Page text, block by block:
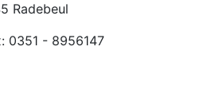
Radebeul
0351 - 8956147